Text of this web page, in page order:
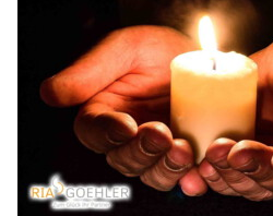
in
Deine
Beziehung